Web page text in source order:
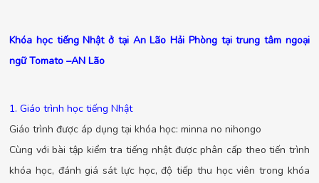
Khóa học tiếng Nhật ở tại An Lão Hải Phòng tại trung tâm ngoại
ngữ Tomato –AN Lão
1. Giáo trình học tiếng Nhật
Giáo trình được áp dụng tại khóa học: minna no nihongo
Cùng với bài tập kiểm tra tiếng nhật được phân cấp theo tiến trình
khóa học, đánh giá sát lực học, độ tiếp thu học viên trong khóa